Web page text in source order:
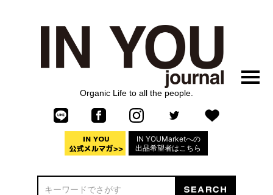
Organic Life to all the people.
IN YOUMarketへの
出品希望者はこちら